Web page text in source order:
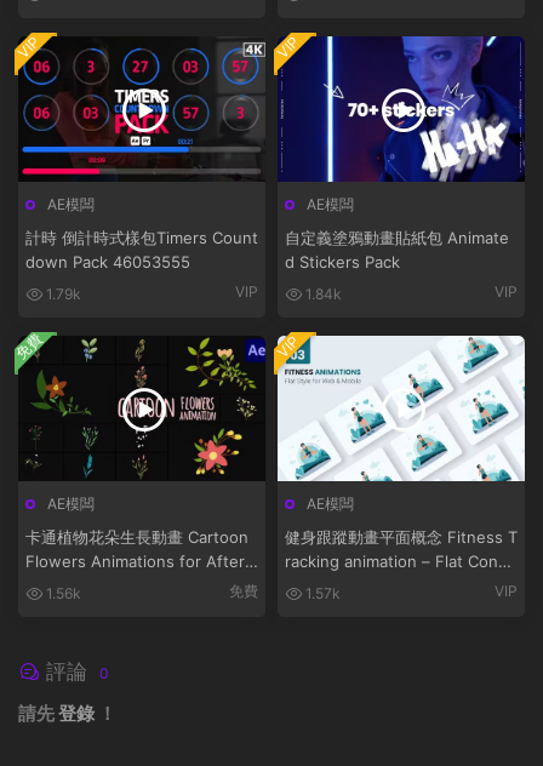
AE模闆
計時 倒計時式樣包Timers Count
down Pack 46053555
1.79k VIP
VIP
AE模闆
自定義塗鴉動畫貼紙包 Animate
d Stickers Pack
1.84k VIP
VIP
AE模闆
卡通植物花朵生長動畫 Cartoon
Flowers Animations for After
Effects
1.56k 免費
免費
AE模闆
健身跟蹤動畫平面概念 Fitness T
racking animation – Flat Conce
pt 1.57k VIP
VIP
評論 0
請先登錄 ！